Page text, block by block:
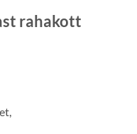
rahakott